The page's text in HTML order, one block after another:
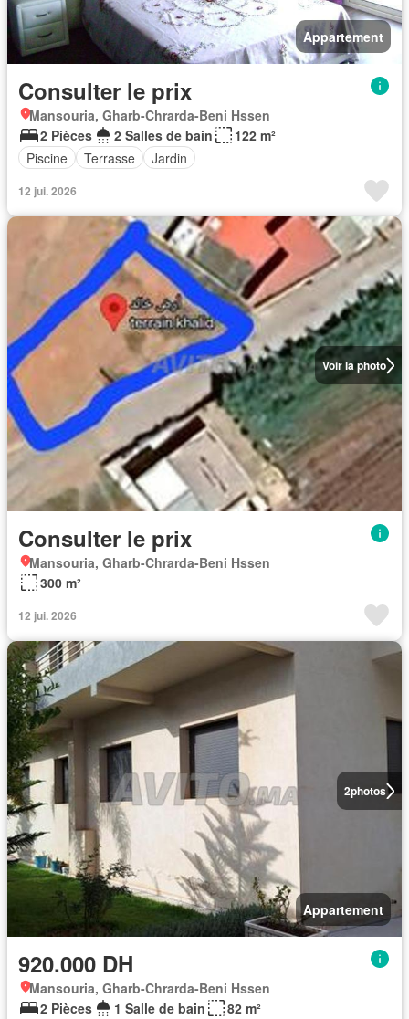
Appartement
Consulter le prix
Mansouria, Gharb-Chrarda-Beni Hssen
2 Pièces
2 Salles de bain
122 m²
Piscine
Terrasse Jardin
12 jui. 2026
Voir la photo
Consulter le prix
Mansouria, Gharb-Chrarda-Beni Hssen
300 m²
12 jui. 2026
2photos
Appartement
920.000 DH
Mansouria, Gharb-Chrarda-Beni Hssen
2 Pièces
1 Salle de bain
82 m²